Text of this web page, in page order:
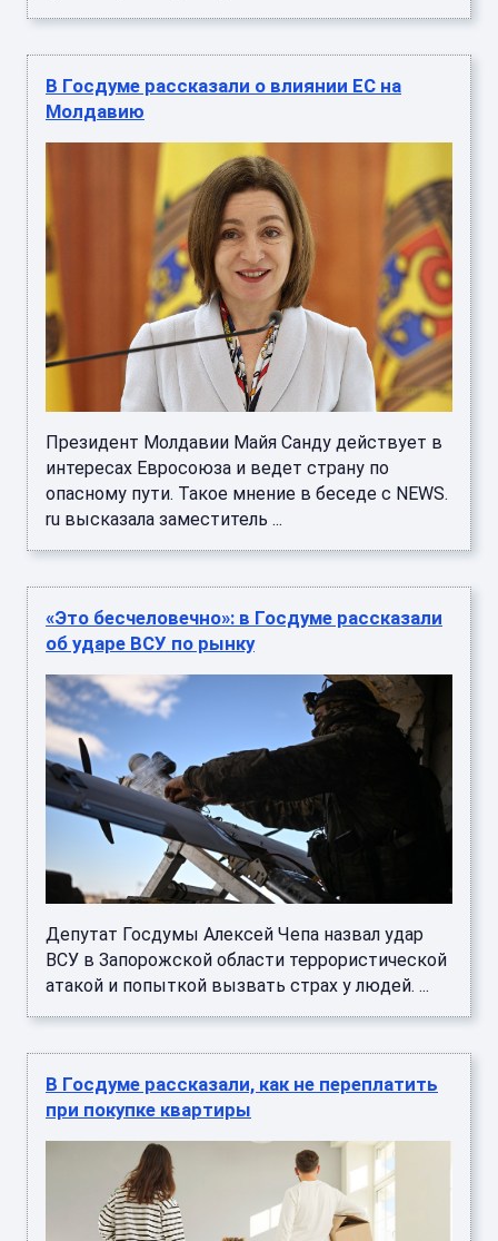
В Госдуме рассказали о влиянии ЕС на
Молдавию
Президент Молдавии Майя Санду действует в
интересах Евросоюза и ведет страну по
опасному пути. Такое мнение в беседе с NEWS.
ru высказала заместитель ...
«Это бесчеловечно»: в Госдуме рассказали
об ударе ВСУ по рынку
Депутат Госдумы Алексей Чепа назвал удар
ВСУ в Запорожской области террористической
атакой и попыткой вызвать страх у людей. ...
В Госдуме рассказали, как не переплатить
при покупке квартиры